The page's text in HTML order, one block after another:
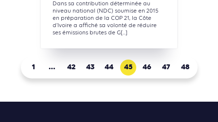
Dans sa contribution déterminée au
niveau national (NDC) soumise en 2015
en préparation de la COP 21, la Côte
d’Ivoire a affiché sa volonté de réduire
ses émissions brutes de G[...]
1 … 42 43 44 45 46 47 48